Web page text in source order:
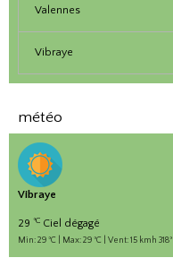
Valennes
Vibraye
météo
Vibraye
29 °C Ciel dégagé
Min: 29 °C | Max: 29 °C | Vent: 15 kmh 318°